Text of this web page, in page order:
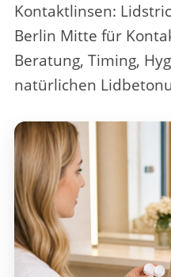
Kontaktlinsen:
Berlin Mitte für
Beratung, Timing,
natürlichen